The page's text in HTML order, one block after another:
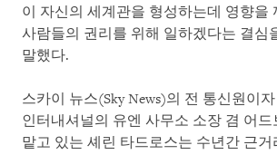
이 자신의 세계관을 형성하는데 영향을
사람들의 권리를 위해 일하겠다는 결심
말했다.
스카이 뉴스(Sky News)의 전 통신원이
인터내셔널의 유엔 사무소 소장 겸 어
맡고 있는 셰린 타드로스는 수년간 근